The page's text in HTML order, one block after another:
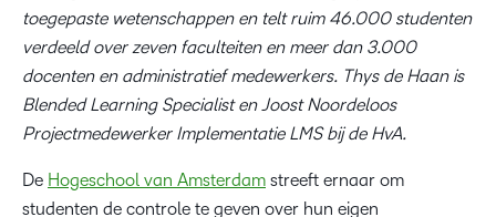
toegepaste wetenschappen en telt ruim 46.000 studenten
verdeeld over zeven faculteiten en meer dan 3.000
docenten en administratief medewerkers. Thys de Haan is
Blended Learning Specialist en Joost Noordeloos
Projectmedewerker Implementatie LMS bij de HvA.
De Hogeschool van Amsterdam streeft ernaar om
studenten de controle te geven over hun eigen